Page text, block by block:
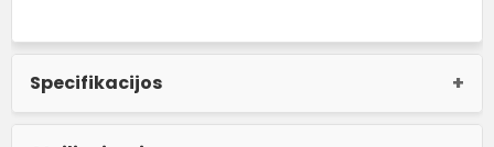
Specifikacijos